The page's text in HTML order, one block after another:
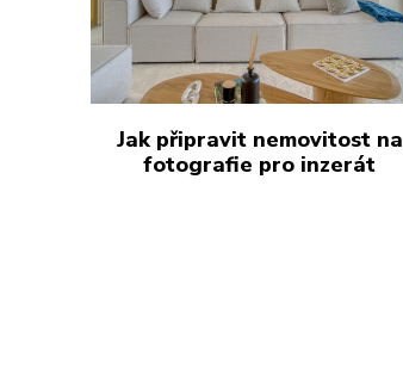
Jak připravit nemovitost na
fotografie pro inzerát